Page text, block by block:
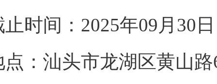
止时间：2025年09月30
点：汕头市龙湖区黄山